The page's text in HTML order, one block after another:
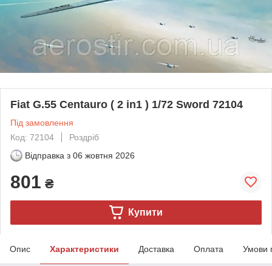
Fiat G.55 Centauro ( 2 in1 ) 1/72 Sword 72104
Під замовлення
Код: 72104
Роздріб
Відправка з 06 жовтня 2026
801 ₴
Купити
Опис Характеристики Доставка Оплата Умови